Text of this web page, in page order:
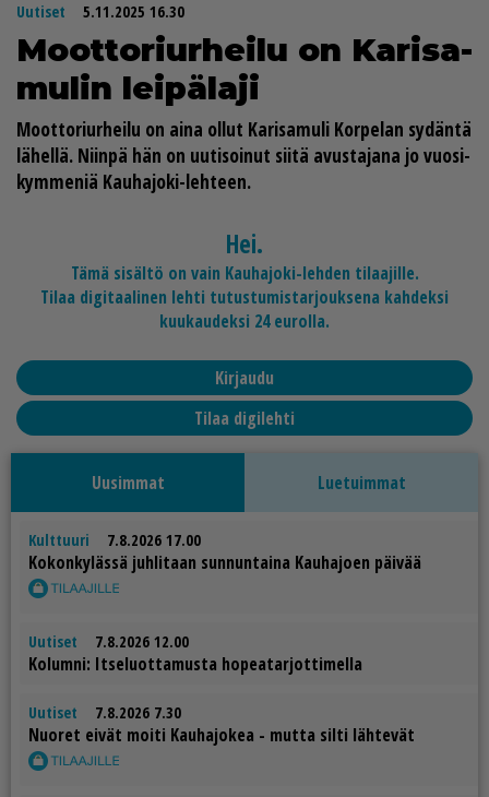
Uutiset
5.11.2025 16.30
Moot­to­riur­hei­lu on Ka­ri­sa­
mu­lin lei­pä­la­ji
Moot­to­riur­hei­lu on ai­na ol­lut Ka­ri­sa­mu­li Kor­pe­lan sy­dän­tä
lä­hel­lä. Niin­pä hän on uu­ti­soi­nut sii­tä avus­ta­ja­na jo vuo­si­
kym­me­niä Kau­ha­jo­ki-leh­teen.
Hei.
Tämä sisältö on vain Kauhajoki-lehden tilaajille.
Tilaa digitaalinen lehti tutustumistarjouksena kahdeksi
kuukaudeksi 24 eurolla.
Kirjaudu
Tilaa digilehti
Uusimmat Luetuimmat
Kulttuuri 7.8.2026 17.00
Ko­kon­ky­läs­sä juh­li­taan sun­nun­tai­na Kau­ha­jo­en päi­vää
Uutiset 7.8.2026 12.00
Ko­lum­ni: It­se­luot­ta­mus­ta ho­pe­a­tar­jot­ti­mel­la
Uutiset 7.8.2026 7.30
Nuo­ret ei­vät moi­ti Kau­ha­jo­kea - mut­ta sil­ti läh­te­vät